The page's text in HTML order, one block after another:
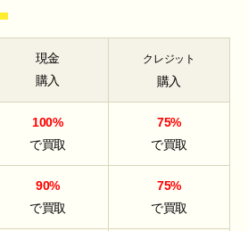
現金
購入
クレジット
購入
100%
で買取
75%
で買取
90%
で買取
75%
で買取